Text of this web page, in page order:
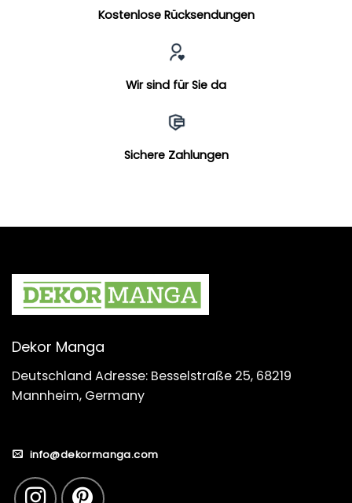
Kostenlose Rücksendungen
Wir sind für Sie da
Sichere Zahlungen
Dekor Manga
Deutschland Adresse: Besselstraße 25, 68219
Mannheim, Germany
info@dekormanga.com